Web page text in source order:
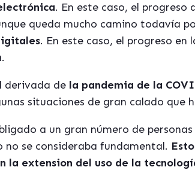
. En este caso, el
queda mucho camino todavía
. En este caso, el progreso
derivada de la pandemia de la
situaciones de gran calado que
a un gran número de
se consideraba fundamental.
la extension del uso de la